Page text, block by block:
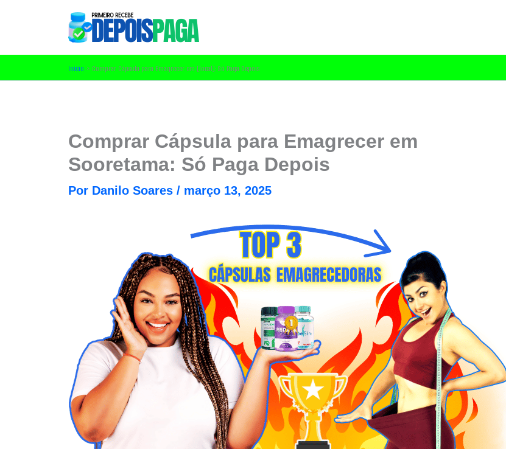
Início Comprar Cápsula para Emagrecer em [local]: Só Paga Depois
Comprar Cápsula para Emagrecer em
Sooretama: Só Paga Depois
Por Danilo Soares / março 13, 2025